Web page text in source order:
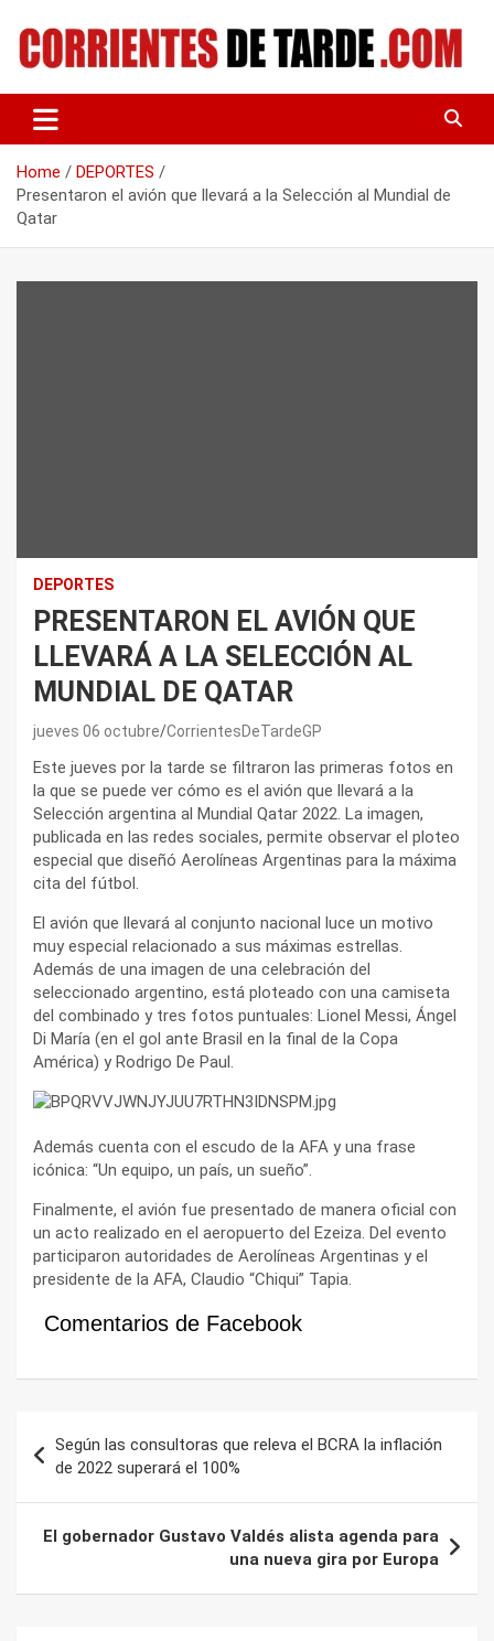
content
CORRIENTES DE TARDE
Home
DEPORTES
Presentaron el avión que llevará a la Selección al Mundial de
Qatar
DEPORTES
PRESENTARON EL AVIÓN QUE
LLEVARÁ A LA SELECCIÓN AL
MUNDIAL DE QATAR
jueves 06 octubre CorrientesDeTardeGP
Este jueves por la tarde se filtraron las primeras fotos en
la que se puede ver cómo es el avión que llevará a la
Selección argentina al Mundial Qatar 2022. La imagen,
publicada en las redes sociales, permite observar el ploteo
especial que diseñó Aerolíneas Argentinas para la máxima
cita del fútbol.
El avión que llevará al conjunto nacional luce un motivo
muy especial relacionado a sus máximas estrellas.
Además de una imagen de una celebración del
seleccionado argentino, está ploteado con una camiseta
del combinado y tres fotos puntuales: Lionel Messi, Ángel
Di María (en el gol ante Brasil en la final de la Copa
América) y Rodrigo De Paul.
Además cuenta con el escudo de la AFA y una frase
icónica: “Un equipo, un país, un sueño”.
Finalmente, el avión fue presentado de manera oficial con
un acto realizado en el aeropuerto del Ezeiza. Del evento
participaron autoridades de Aerolíneas Argentinas y el
presidente de la AFA, Claudio “Chiqui” Tapia.
Comentarios de Facebook
de
entradas
Según las consultoras que releva el BCRA la inflación
de 2022 superará el 100%
El gobernador Gustavo Valdés alista agenda para
una nueva gira por Europa